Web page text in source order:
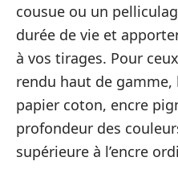
cousue ou un
durée de vie et
à vos tirages. Pour
rendu haut de
papier coton, encre
profondeur des
supérieure à l’encre